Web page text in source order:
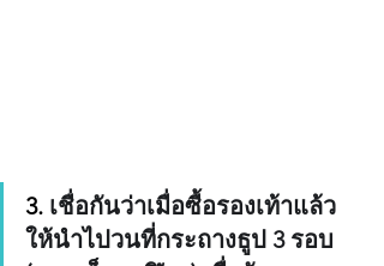
3. เชื่อกันว่าเมื่อซื้อรองเท้าแล้ว
ให้นำไปวนที่กระถางธูป 3 รอบ